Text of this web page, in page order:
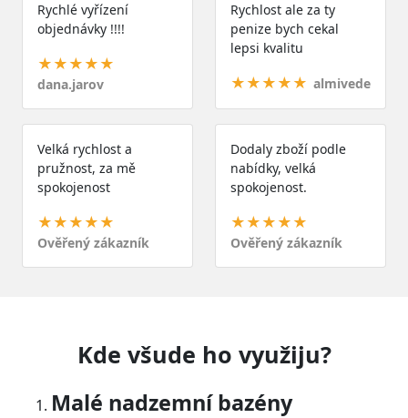
Rychlé vyřízení
objednávky !!!!
★★★★★
dana.jarov
Rychlost ale za ty
penize bych cekal
lepsi kvalitu
★★★★★ almivede
Velká rychlost a
pružnost, za mě
spokojenost
★★★★★
Ověřený zákazník
Dodaly zboží podle
nabídky, velká
spokojenost.
★★★★★
Ověřený zákazník
Kde všude ho využiju?
Malé nadzemní bazény